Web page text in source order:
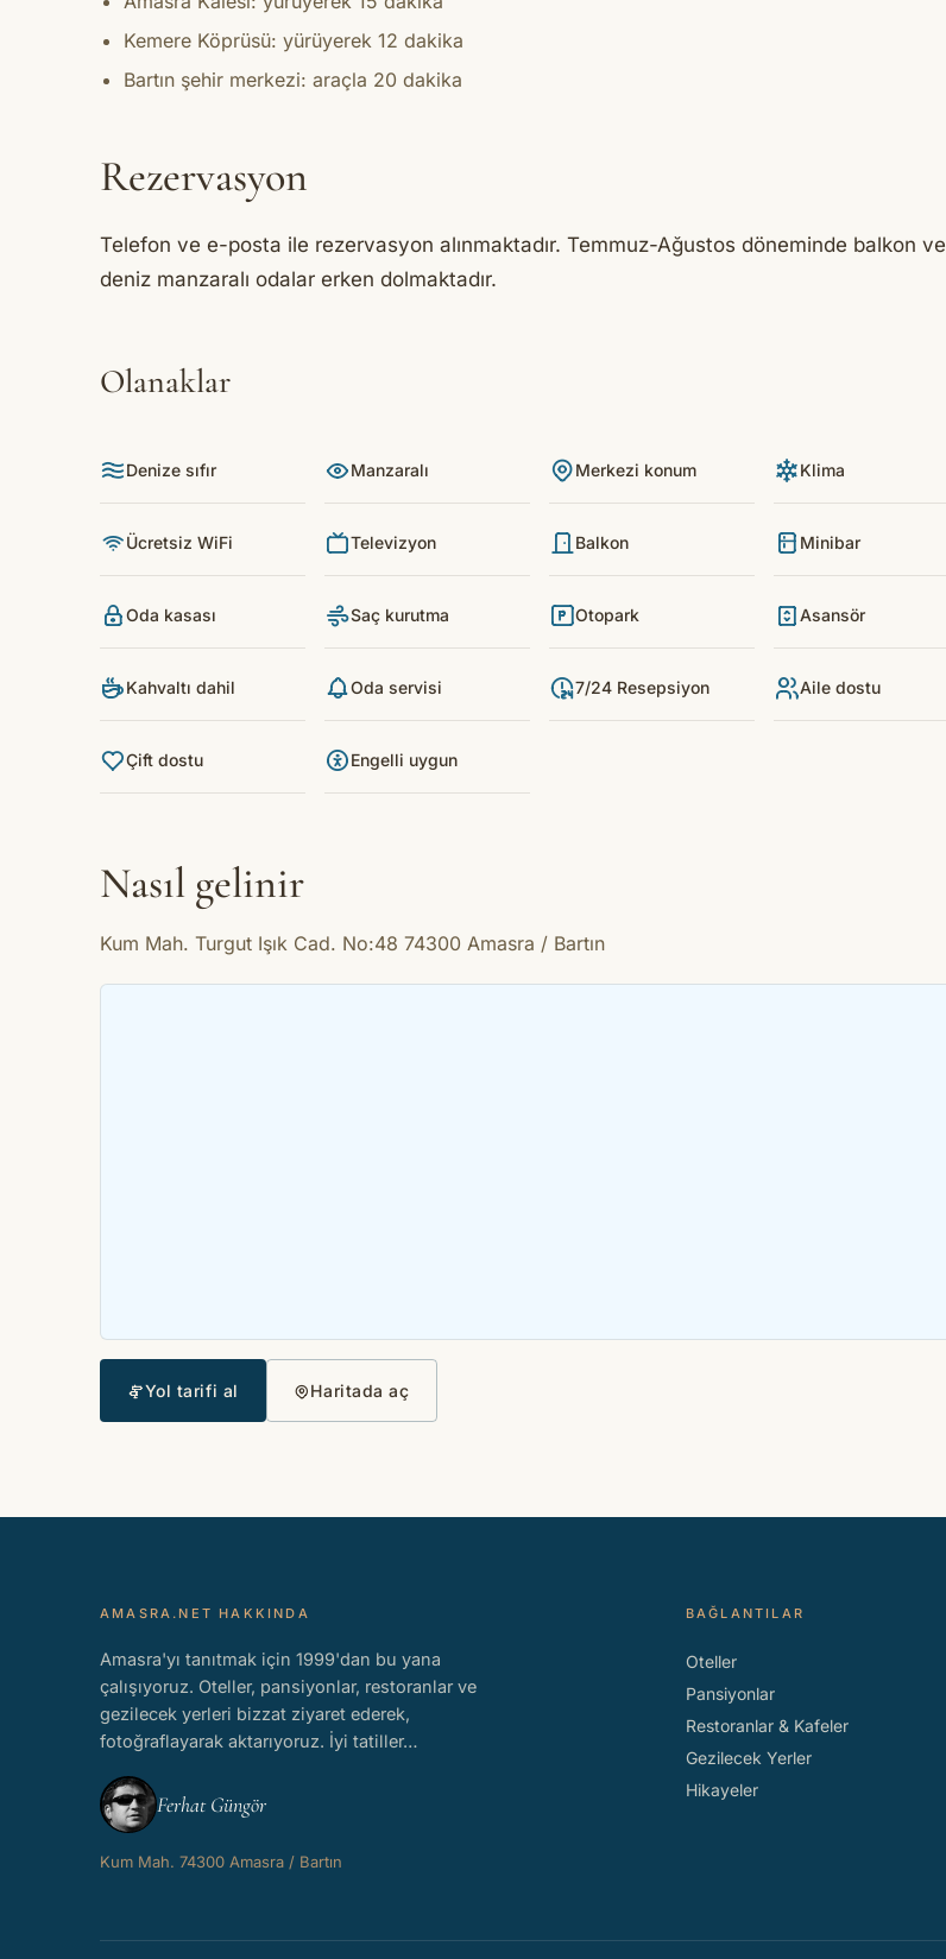
Kemere Köprüsü: yürüyerek 12 dakika
Bartın şehir merkezi: araçla 20 dakika
Rezervasyon
Telefon ve e-posta ile rezervasyon alınmaktadır. Temmuz-Ağustos döneminde balkon ve
deniz manzaralı odalar erken dolmaktadır.
Olanaklar
Denize sıfır Manzaralı Merkezi konum Klima
Ücretsiz WiFi Televizyon Balkon Minibar
Oda kasası Saç kurutma Otopark Asansör
Kahvaltı dahil Oda servisi 7/24 Resepsiyon Aile dostu
Çift dostu Engelli uygun
Nasıl gelinir
Kum Mah. Turgut Işık Cad. No:48 74300 Amasra / Bartın
Yol tarifi al Haritada aç
AMASRA.NET HAKKINDA
Amasra'yı tanıtmak için 1999'dan bu yana
çalışıyoruz. Oteller, pansiyonlar, restoranlar ve
gezilecek yerleri bizzat ziyaret ederek,
fotoğraflayarak aktarıyoruz. İyi tatiller…
Ferhat Güngör
Kum Mah. 74300 Amasra / Bartın
BAĞLANTILAR
Oteller
Pansiyonlar
Restoranlar & Kafeler
Gezilecek Yerler
Hikayeler